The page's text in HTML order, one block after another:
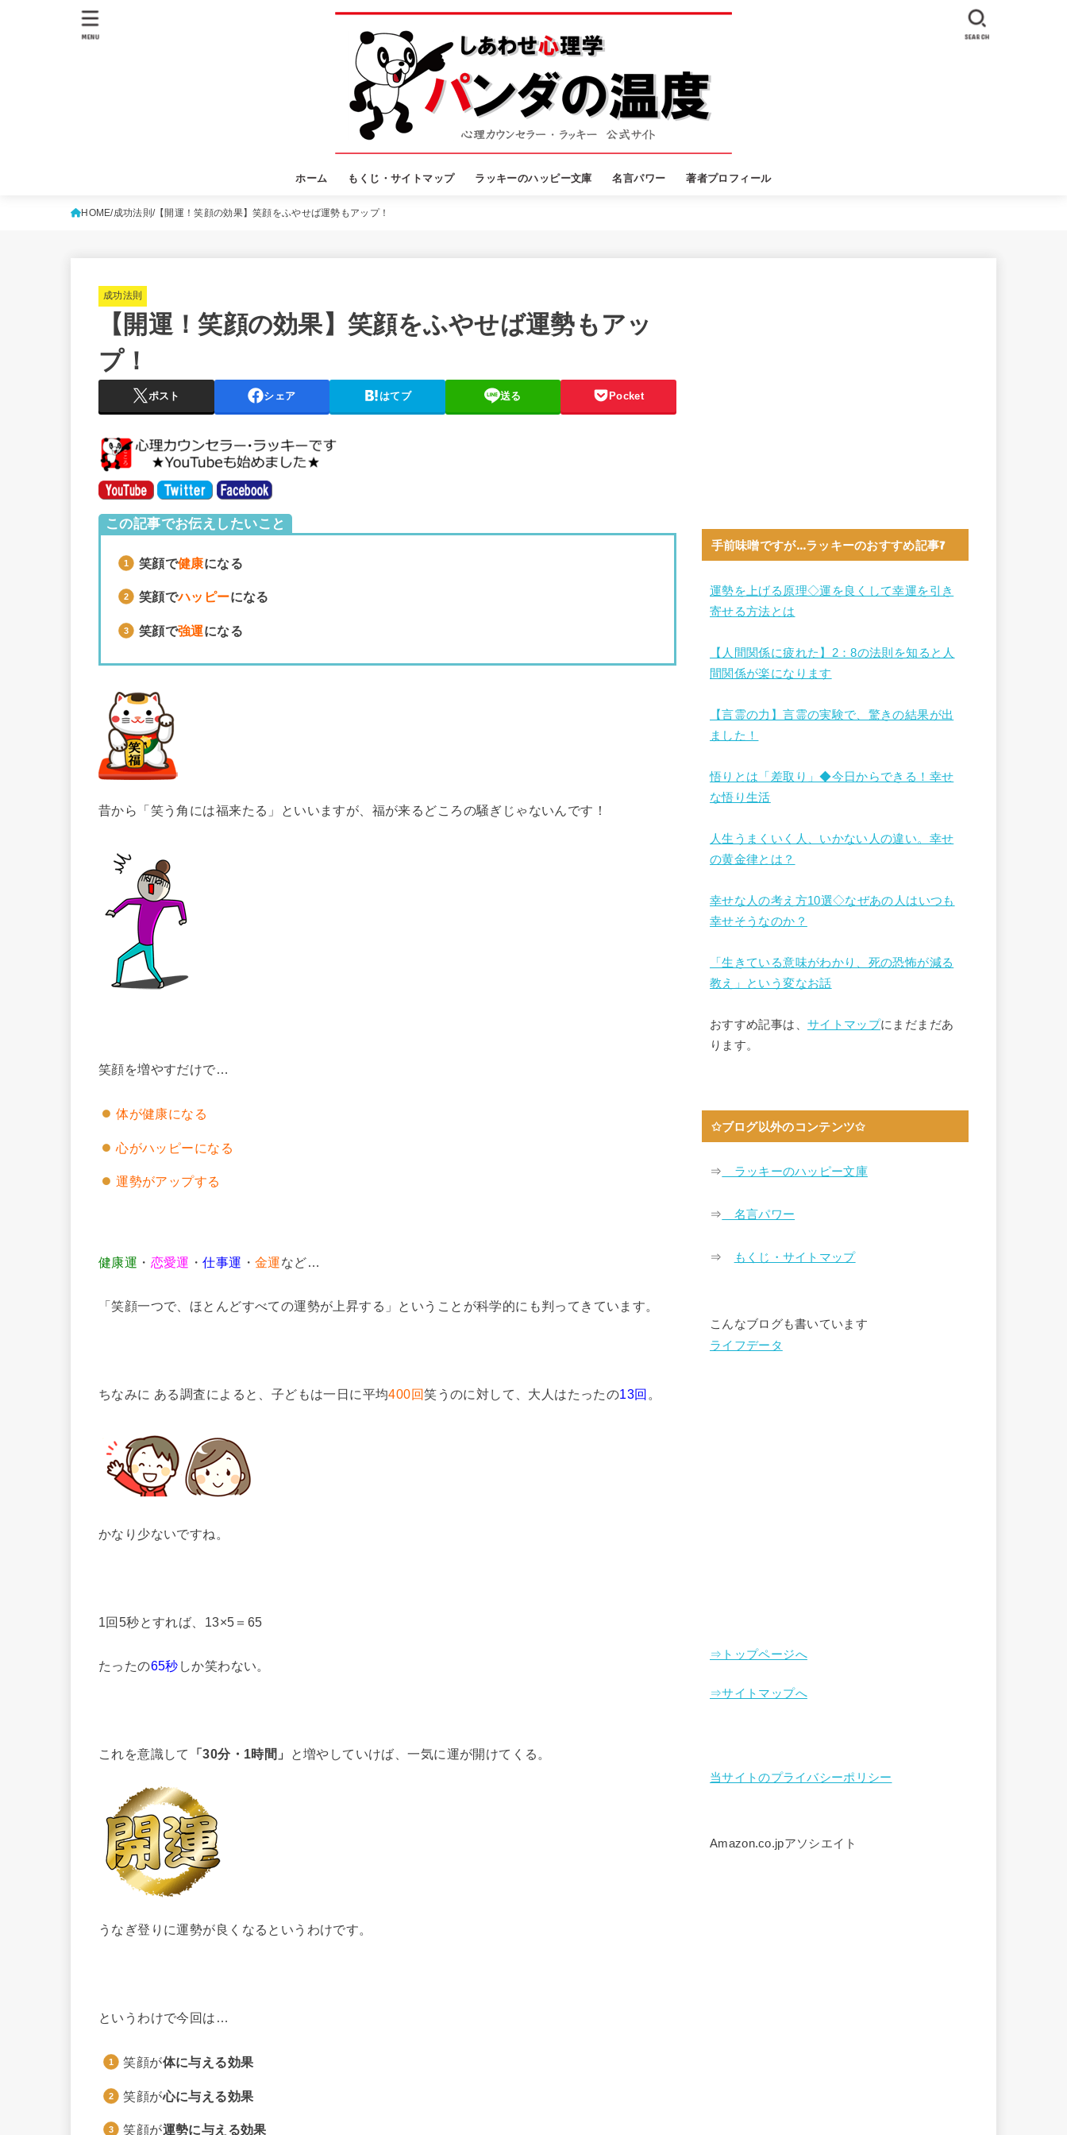
ホーム もくじ・サイトマップ ラッキーのハッピー文庫 名言パワー 著者プロフィール
SEARCH
MENU
HOME 成功法則 【開運！笑顔の効果】笑顔をふやせば運勢もアップ！
成功法則
【開運！笑顔の効果】笑顔をふやせば運勢もアッ
プ！
ポスト シェア はてブ 送る Pocket
この記事でお伝えしたいこと
笑顔で健康になる
笑顔でハッピーになる
笑顔で強運になる
昔から「笑う角には福来たる」といいますが、福が来るどころの騒ぎじゃないんです！
笑顔を増やすだけで…
体が健康になる
心がハッピーになる
運勢がアップする
健康運 ・ 恋愛運 ・仕事運 ・金運など…
「笑顔一つで、ほとんどすべての運勢が上昇する」ということが科学的にも判ってきています。
ちなみに ある調査によると、子どもは一日に平均400回笑うのに対して、大人はたったの13回 。
かなり少ないですね。
1回5秒とすれば、13×5＝65
たったの65秒 しか笑わない。
これを意識して 「30分・1時間」 と増やしていけば、一気に運が開けてくる。
うなぎ登りに運勢が良くなるというわけです。
というわけで今回は…
笑顔が体に与える効果
笑顔が心に与える効果
笑顔が運勢に与える効果
手前味噌ですが…ラッキーのおすすめ記事7
運勢を上げる原理◇運を良くして幸運を引き
寄せる方法とは
【人間関係に疲れた】2：8の法則を知ると人
間関係が楽になります
【言霊の力】言霊の実験で、驚きの結果が出
ました！
悟りとは「差取り」◆今日からできる！幸せ
な悟り生活
人生うまくいく人、いかない人の違い。幸せ
の黄金律とは？
幸せな人の考え方10選◇なぜあの人はいつも
幸せそうなのか？
「生きている意味がわかり、死の恐怖が減る
教え」という変なお話
おすすめ記事は、 サイトマップにまだまだあ
ります。
✩ブログ以外のコンテンツ✩
⇒ ラッキーのハッピー文庫
⇒ 名言パワー
⇒ もくじ・サイトマップ
こんなブログも書いています
ライフデータ
⇒トップページへ
⇒サイトマップへ
当サイトのプライバシーポリシー
Amazon.co.jpアソシエイト